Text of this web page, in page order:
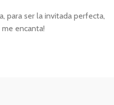
para ser la invitada perfecta,
me encanta!